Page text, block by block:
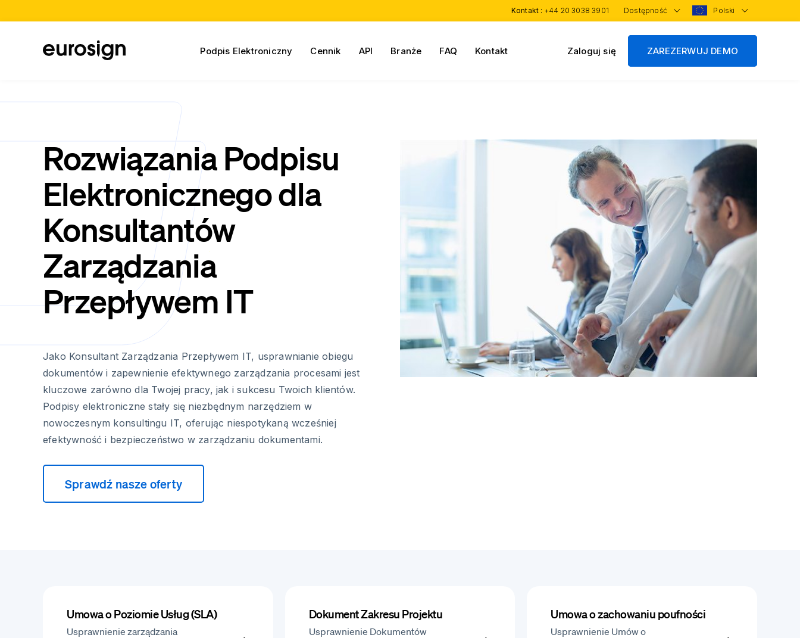
Kontakt : +44 20 3038 3901 Dostępność Polski
Podpis Elektroniczny Cennik API Branże FAQ Kontakt Zaloguj się ZAREZERWUJ DEMO
Rozwiązania Podpisu
Elektronicznego dla
Konsultantów
Zarządzania
Przepływem IT
Jako Konsultant Zarządzania Przepływem IT, usprawnianie obiegu
dokumentów i zapewnienie efektywnego zarządzania procesami jest
kluczowe zarówno dla Twojej pracy, jak i sukcesu Twoich klientów.
Podpisy elektroniczne stały się niezbędnym narzędziem w
nowoczesnym konsultingu IT, oferując niespotykaną wcześniej
efektywność i bezpieczeństwo w zarządzaniu dokumentami.
Sprawdź nasze oferty
Umowa o Poziomie Usług (SLA)
Usprawnienie zarządzania
Dokument Zakresu Projektu
Usprawnienie Dokumentów
Umowa o zachowaniu poufności
Usprawnienie Umów o